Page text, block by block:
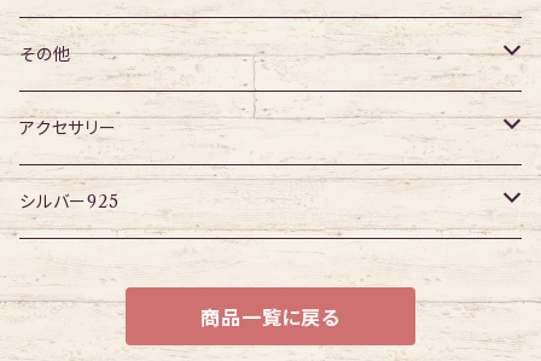
チューブ
パーツ
アイレット
パーツ
プラグ
アイレット
トンネル
プラグ
アイレット
その他
ボディピアス・ピアス以外
アクセサリー
ネックレス
ブレスレット
シルバー925
チェーン
商品一覧に戻る